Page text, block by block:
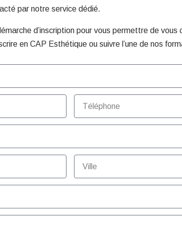
par notre service dédié.
d’inscription pour vous permettre de vous
en CAP Esthétique ou suivre l’une de nos